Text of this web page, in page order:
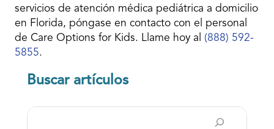
servicios de atención médica pediátrica a domicilio
en Florida, póngase en contacto con el personal
de Care Options for Kids. Llame hoy al (888) 592-
5855.
Buscar artículos
Buscar